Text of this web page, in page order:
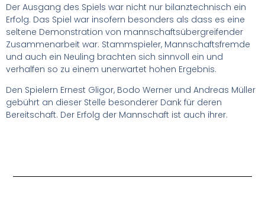
Der Ausgang des Spiels war nicht nur bilanztechnisch ein
Erfolg. Das Spiel war insofern besonders als dass es eine
seltene Demonstration von mannschaftsübergreifender
Zusammenarbeit war. Stammspieler, Mannschaftsfremde
und auch ein Neuling brachten sich sinnvoll ein und
verhalfen so zu einem unerwartet hohen Ergebnis.
Den Spielern Ernest Gligor, Bodo Werner und Andreas Müller
gebührt an dieser Stelle besonderer Dank für deren
Bereitschaft. Der Erfolg der Mannschaft ist auch ihrer.